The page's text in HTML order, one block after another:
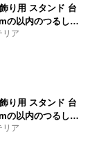
り用 スタンド 台
の以内のつるし飾
ブラック 吊る
65cm 七五三 誕
リア
り用 スタンド 台
の以内のつるし飾
ブラック 吊る
70-90cm 七五三
リア